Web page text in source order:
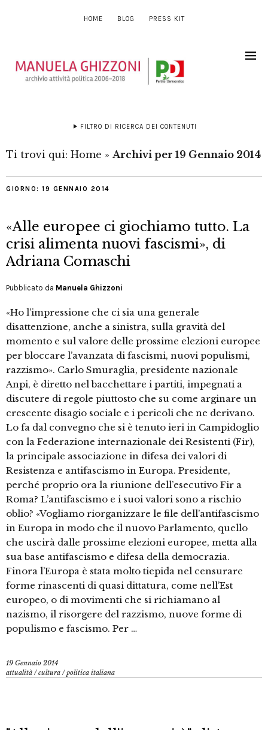
HOME BLOG PRESS KIT
FILTRO DI RICERCA DEI CONTENUTI
Ti trovi qui: Home » Archivi per 19 Gennaio 2014
GIORNO: 19 GENNAIO 2014
«Alle europee ci giochiamo tutto. La
crisi alimenta nuovi fascismi», di
Adriana Comaschi
Pubblicato da Manuela Ghizzoni
«Ho l’impressione che ci sia una generale
disattenzione, anche a sinistra, sulla gravità del
momento e sul valore delle prossime elezioni europee
per bloccare l’avanzata di fascismi, nuovi populismi,
razzismo». Carlo Smuraglia, presidente nazionale
Anpi, è diretto nel bacchettare i partiti, impegnati a
discutere di regole piuttosto che su come arginare un
crescente disagio sociale e i pericoli che ne derivano.
Lo fa dal convegno che si è tenuto ieri in Campidoglio
con la Federazione internazionale dei Resistenti (Fir),
la principale associazione in difesa dei valori di
Resistenza e antifascismo in Europa. Presidente,
perché proprio ora la riunione dell’esecutivo Fir a
Roma? L’antifascismo e i suoi valori sono a rischio
oblio? «Vogliamo riorganizzare le file dell’antifascismo
in Europa in modo che il nuovo Parlamento, quello
che uscirà dalle prossime elezioni europee, metta alla
sua base antifascismo e difesa della democrazia.
Finora l’Europa è stata molto tiepida nel censurare
forme rinascenti di quasi dittatura, come nell’Est
europeo, o di movimenti che si richiamano al
nazismo, il risorgere del razzismo, nuove forme di
populismo e fascismo. Per …
19 Gennaio 2014
attualità /cultura /politica italiana